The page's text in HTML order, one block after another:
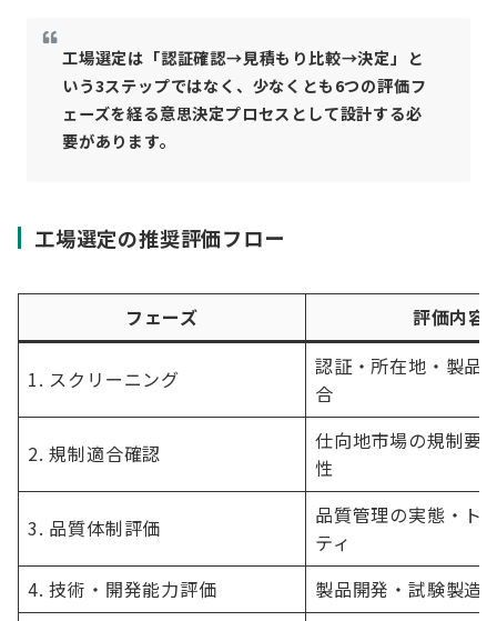
工場選定は「認証確認→見積もり比較→決定」と
いう3ステップではなく、少なくとも6つの評価フ
ェーズを経る意思決定プロセスとして設計する必
要があります。
工場選定の推奨評価フロー
フェーズ 評価内容
1. スクリーニング
認証・所在地・製品
合
2. 規制適合確認
仕向地市場の規制要
性
3. 品質体制評価
品質管理の実態・ト
ティ
4. 技術・開発能力評価
製品開発・試験製造